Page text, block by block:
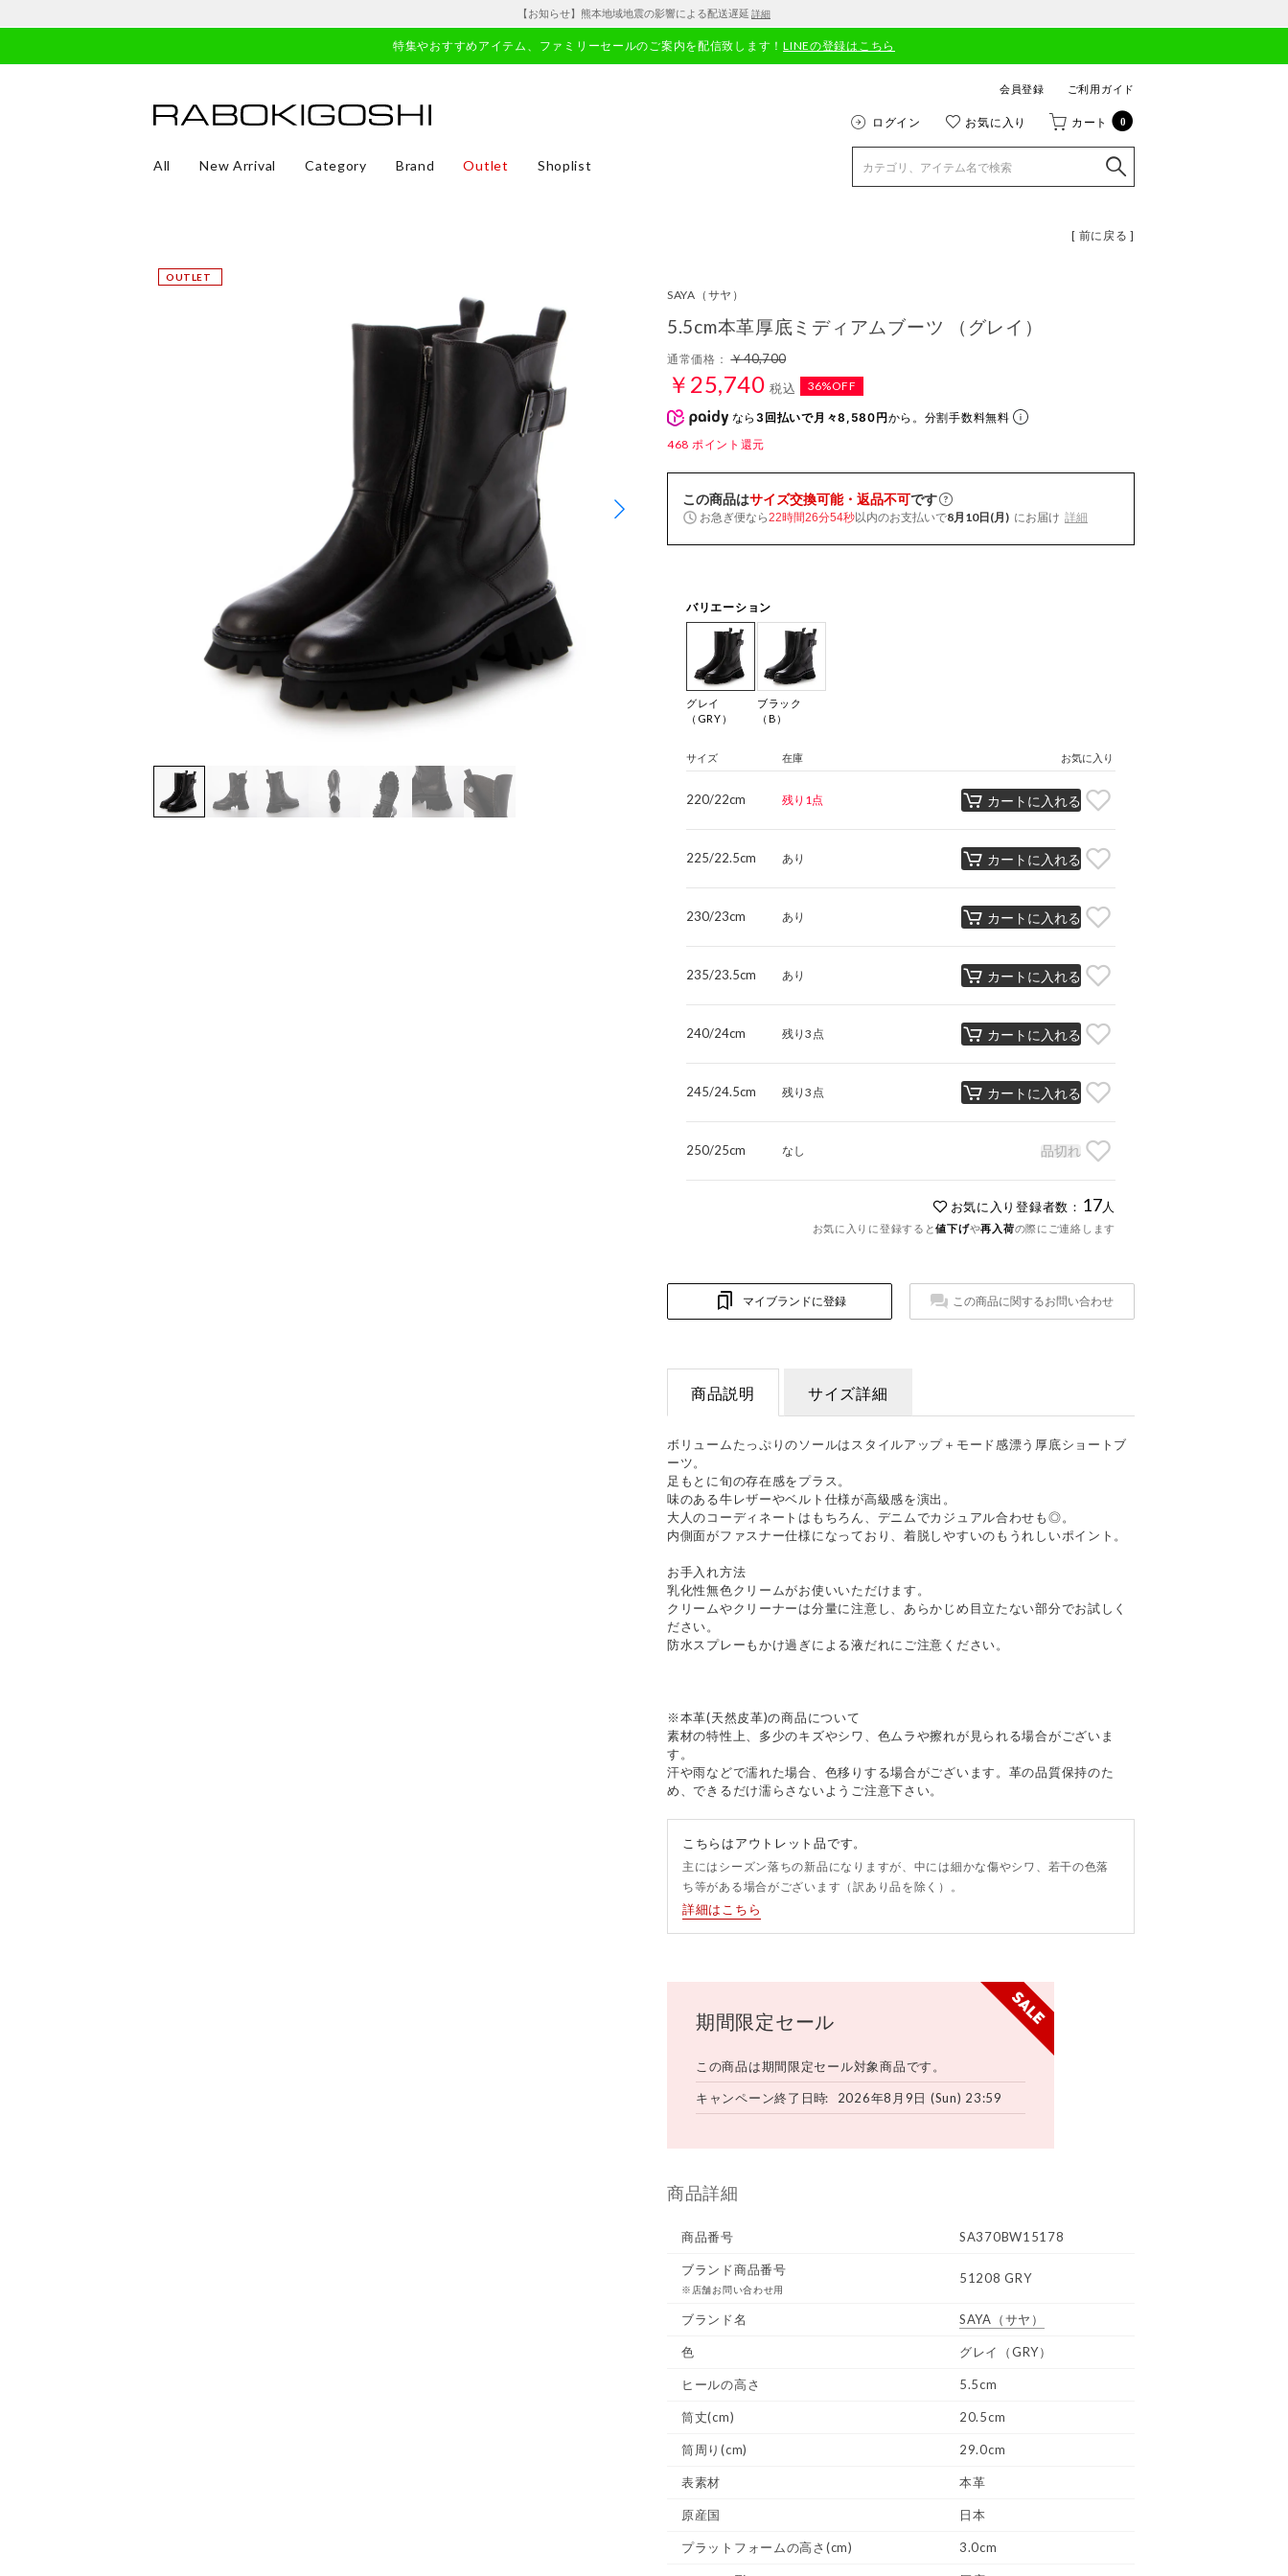
【お知らせ】熊本地域地震の影響による配送遅延 詳細
特集やおすすめアイテム、ファミリーセールのご案内を配信致します！LINEの登録はこちら
会員登録 ご利用ガイド
ログイン お気に入り カート 0
All New Arrival Category Brand Outlet Shoplist
[ 前に戻る ]
SAYA （サヤ）
5.5cm本革厚底ミディアムブーツ （グレイ）
通常価格：￥40,700
￥25,740 税込 36%OFF
なら 3回払いで月々8,580円から。分割手数料無料
468 ポイント還元
この商品はサイズ交換可能・返品不可です
お急ぎ便なら22時間26分53秒以内のお支払いで8月10日(月) にお届け 詳細
バリエーション
グレイ
（GRY）
ブラック
（B）
サイズ 在庫 お気に入り
220/22cm 残り1点 カートに入れる
225/22.5cm あり カートに入れる
230/23cm あり カートに入れる
235/23.5cm あり カートに入れる
240/24cm 残り3点 カートに入れる
245/24.5cm 残り3点 カートに入れる
250/25cm なし 品切れ
お気に入り登録者数： 17 人
お気に入りに登録すると値下げや再入荷の際にご連絡します
マイブランドに登録 この商品に関するお問い合わせ
商品説明 サイズ詳細
ボリュームたっぷりのソールはスタイルアップ＋モード感漂う厚底ショートブ
ーツ。
足もとに旬の存在感をプラス。
味のある牛レザーやベルト仕様が高級感を演出。
大人のコーディネートはもちろん、デニムでカジュアル合わせも◎。
内側面がファスナー仕様になっており、着脱しやすいのもうれしいポイント。
お手入れ方法
乳化性無色クリームがお使いいただけます。
クリームやクリーナーは分量に注意し、あらかじめ目立たない部分でお試しく
ださい。
防水スプレーもかけ過ぎによる液だれにご注意ください。
※本革(天然皮革)の商品について
素材の特性上、多少のキズやシワ、色ムラや擦れが見られる場合がございま
す。
汗や雨などで濡れた場合、色移りする場合がございます。革の品質保持のた
め、できるだけ濡らさないようご注意下さい。
こちらはアウトレット品です。
主にはシーズン落ちの新品になりますが、中には細かな傷やシワ、若干の色落
ち等がある場合がございます（訳あり品を除く）。
詳細はこちら
期間限定セール
この商品は期間限定セール対象商品です。
キャンペーン終了日時 2026年8月9日 (Sun) 23:59
商品詳細
商品番号 SA370BW15178
ブランド商品番号
※店舗お問い合わせ用
51208 GRY
ブランド名 SAYA （サヤ）
色 グレイ（GRY）
ヒールの高さ 5.5cm
筒丈(cm) 20.5cm
筒周り(cm) 29.0cm
表素材 本革
原産国 日本
プラットフォームの高さ(cm) 3.0cm